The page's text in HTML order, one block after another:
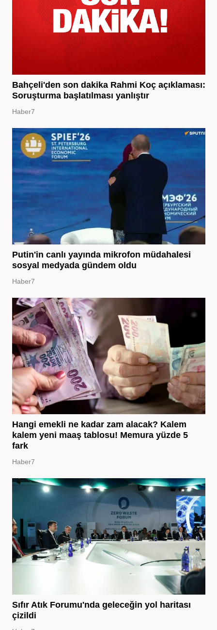
Bahçeli'den son dakika Rahmi Koç açıklaması:
Soruşturma başlatılması yanlıştır
Haber7
Putin'in canlı yayında mikrofon müdahalesi
sosyal medyada gündem oldu
Haber7
Hangi emekli ne kadar zam alacak? Kalem
kalem yeni maaş tablosu! Memura yüzde 5
fark
Haber7
Sıfır Atık Forumu'nda geleceğin yol haritası
çizildi